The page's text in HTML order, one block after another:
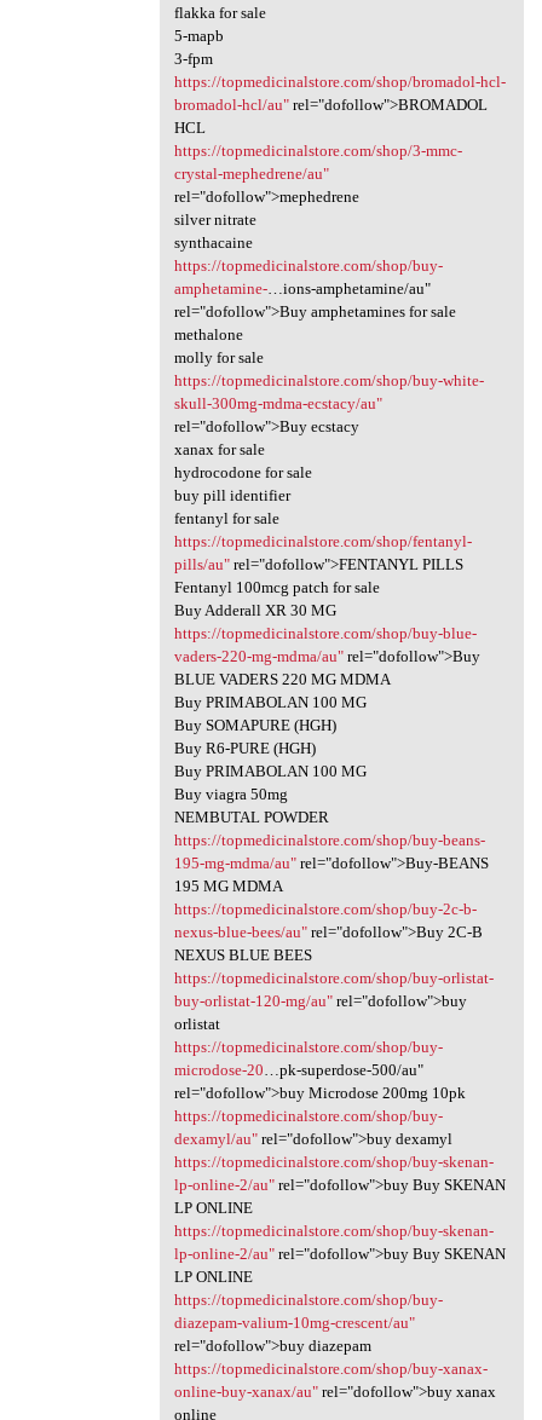
flakka for sale
5-mapb
3-fpm
https://topmedicinalstore.com/shop/bromadol-hcl-
bromadol-hcl/au"rel="dofollow">BROMADOL
HCL
https://topmedicinalstore.com/shop/3-mmc-
crystal-mephedrene/au"
rel="dofollow">mephedrene
silver nitrate
synthacaine
https://topmedicinalstore.com/shop/buy-
amphetamine-…ions-amphetamine/au"
rel="dofollow">Buy amphetamines for sale
methalone
molly for sale
https://topmedicinalstore.com/shop/buy-white-
skull-300mg-mdma-ecstacy/au"
rel="dofollow">Buy ecstacy
xanax for sale
hydrocodone for sale
buy pill identifier
fentanyl for sale
https://topmedicinalstore.com/shop/fentanyl-
pills/au"rel="dofollow">FENTANYL PILLS
Fentanyl 100mcg patch for sale
Buy Adderall XR 30 MG
https://topmedicinalstore.com/shop/buy-blue-
vaders-220-mg-mdma/au"rel="dofollow">Buy
BLUE VADERS 220 MG MDMA
Buy PRIMABOLAN 100 MG
Buy SOMAPURE (HGH)
Buy R6-PURE (HGH)
Buy PRIMABOLAN 100 MG
Buy viagra 50mg
NEMBUTAL POWDER
https://topmedicinalstore.com/shop/buy-beans-
195-mg-mdma/au"rel="dofollow">Buy-BEANS
195 MG MDMA
https://topmedicinalstore.com/shop/buy-2c-b-
nexus-blue-bees/au"rel="dofollow">Buy 2C-B
NEXUS BLUE BEES
https://topmedicinalstore.com/shop/buy-orlistat-
buy-orlistat-120-mg/au"rel="dofollow">buy
orlistat
https://topmedicinalstore.com/shop/buy-
microdose-20 …pk-superdose-500/au"
rel="dofollow">buy Microdose 200mg 10pk
https://topmedicinalstore.com/shop/buy-
dexamyl/au"rel="dofollow">buy dexamyl
https://topmedicinalstore.com/shop/buy-skenan-
lp-online-2/au"rel="dofollow">buy Buy SKENAN
LP ONLINE
https://topmedicinalstore.com/shop/buy-skenan-
lp-online-2/au"rel="dofollow">buy Buy SKENAN
LP ONLINE
https://topmedicinalstore.com/shop/buy-
diazepam-valium-10mg-crescent/au"
rel="dofollow">buy diazepam
https://topmedicinalstore.com/shop/buy-xanax-
online-buy-xanax/au"rel="dofollow">buy xanax
online